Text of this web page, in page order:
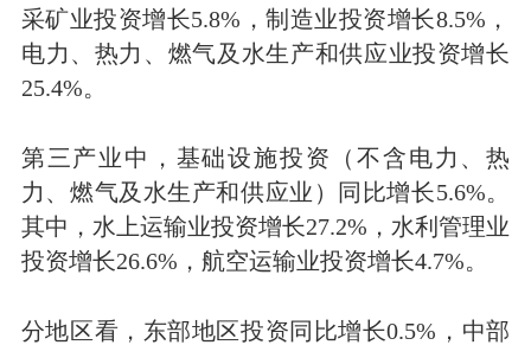
采矿业投资增长5.8%，制造业投资增长8.5%，
电力、热力、燃气及水生产和供应业投资增长
25.4%。
第三产业中，基础设施投资（不含电力、热
力、燃气及水生产和供应业）同比增长5.6%。
其中，水上运输业投资增长27.2%，水利管理业
投资增长26.6%，航空运输业投资增长4.7%。
分地区看，东部地区投资同比增长0.5%，中部